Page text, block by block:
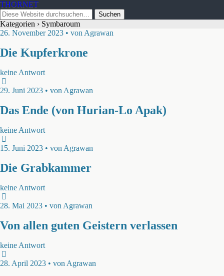
THORNET
Kategorien › Symbaroum
26. November 2023 • von Agrawan
Die Kupferkrone
keine Antwort
29. Juni 2023 • von Agrawan
Das Ende (von Hurian-Lo Apak)
keine Antwort
15. Juni 2023 • von Agrawan
Die Grabkammer
keine Antwort
28. Mai 2023 • von Agrawan
Von allen guten Geistern verlassen
keine Antwort
28. April 2023 • von Agrawan